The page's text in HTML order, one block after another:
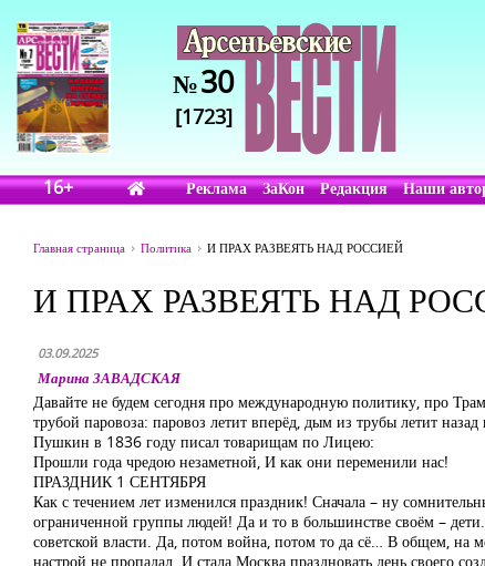
№30
[1723]
16+ Реклама ЗаКон Редакция Наши
Главная страница Политика И ПРАХ РАЗВЕЯТЬ НАД РОССИЕЙ
И ПРАХ РАЗВЕЯТЬ НАД
03.09.2025
Марина ЗАВАДСКАЯ
Давайте не будем сегодня про международную политику, про
трубой паровоза: паровоз летит вперёд, дым из трубы летит
Пушкин в 1836 году писал товарищам по Лицею:
Прошли года чредою незаметной, И как они переменили нас!
ПРАЗДНИК 1 СЕНТЯБРЯ
Как с течением лет изменился праздник! Сначала – ну
ограниченной группы людей! Да и то в большинстве своём –
советской власти. Да, потом война, потом то да сё… В общем, на
настрой не пропадал. И стала Москва праздновать день своего